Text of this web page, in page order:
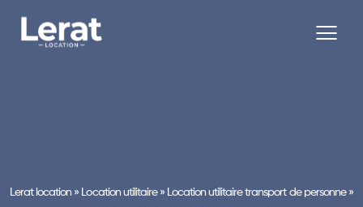
Lerat location » Location utilitaire» Location utilitaire transport de personne»